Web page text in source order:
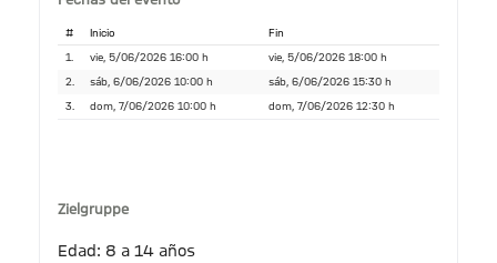
# Inicio Fin
1. vie, 5/06/2026 16:00 h vie, 5/06/2026 18:00 h
2. sáb, 6/06/2026 10:00 h sáb, 6/06/2026 15:30 h
3. dom, 7/06/2026 10:00 h dom, 7/06/2026 12:30 h
Zielgruppe
Edad: 8 a 14 años